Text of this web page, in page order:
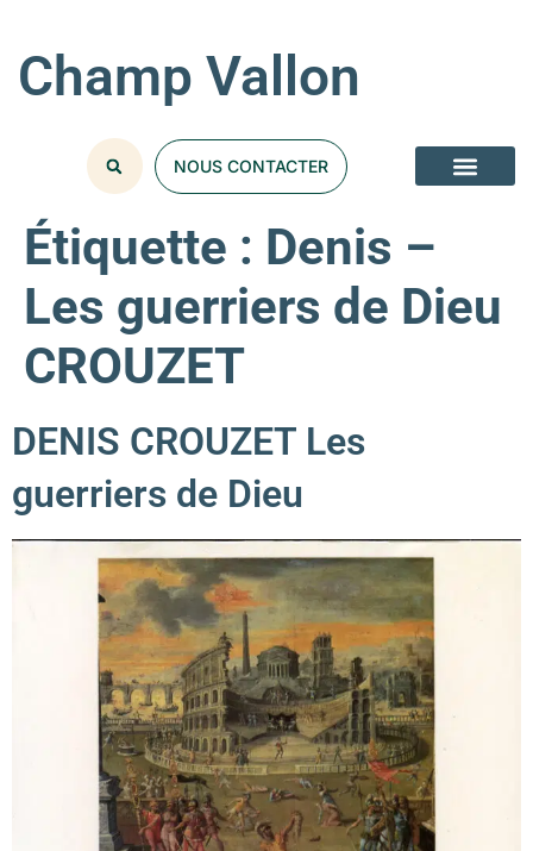
Champ Vallon
NOUS CONTACTER
Étiquette : Denis –
Les guerriers de Dieu
CROUZET
DENIS CROUZET Les
guerriers de Dieu